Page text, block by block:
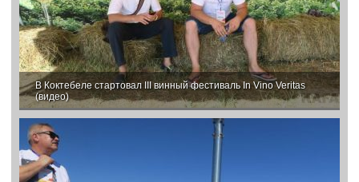
В Коктебеле стартовал III винный фестиваль In Vino Veritas
(видео)